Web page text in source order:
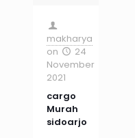
makharya
on
24
November
2021
cargo
Murah
sidoarjo